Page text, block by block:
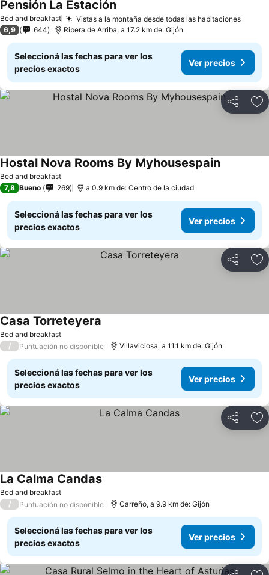
Bed and breakfast Vistas a la montaña desde todas las habitacionesVer
Pensión La EstaciónVer precios
6,9 644 Ribera de Arriba, a 17.2 km de: Gijón
Seleccioná las fechas para ver los
precios exactos
Ver precios
Compartir
Bed and breakfast
Hostal Nova Rooms By MyhousespainVer
7,8 Bueno 269 a 0.9 km de: Centro de la ciudad
Seleccioná las fechas para ver los
precios exactos
Ver precios
Compartir
Bed and breakfast
Casa Torreteyera
/ Puntuación no disponible Villaviciosa, a 11.1 km de: Gijón
Seleccioná las fechas para ver los
precios exactos
Ver precios
Compartir
Bed and breakfast
La Calma CandasVer precios
/ Puntuación no disponible Carreño, a 9.9 km de: Gijón
Seleccioná las fechas para ver los
precios exactos
Ver precios